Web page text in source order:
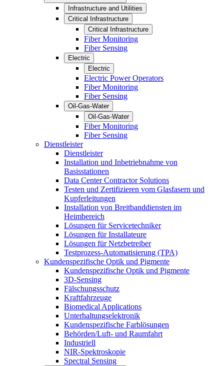
Infrastructure and Utilities
Critical Infrastructure
Critical Infrastructure
Fiber Monitoring
Fiber Sensing
Electric
Electric
Electric Power Operators
Fiber Monitoring
Fiber Sensing
Oil-Gas-Water
Oil-Gas-Water
Fiber Monitoring
Fiber Sensing
Dienstleister
Dienstleister
Installation und Inbetriebnahme von
Basisstationen
Data Center Contractor Solutions
Testen und Zertifizieren vom Glasfasern und
Kupferleitungen
Installation von Breitbanddiensten im
Heimbereich
Lösungen für Servicetechniker
Lösungen für Installateure
Lösungen für Netzbetreiber
Testprozess-Automatisierung (TPA)
Kundenspezifische Optik und Pigmente
Kundenspezifische Optik und Pigmente
3D-Sensing
Fälschungsschutz
Kraftfahrzeuge
Biomedical Applications
Unterhaltungselektronik
Kundenspezifische Farblösungen
Behörden/Luft- und Raumfahrt
Industriell
NIR-Spektroskopie
Spectral Sensing